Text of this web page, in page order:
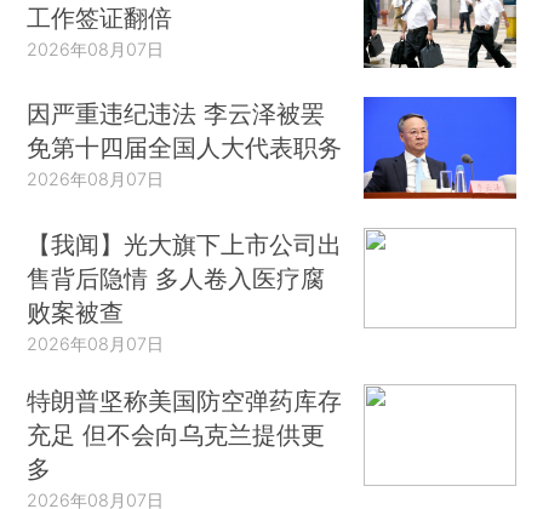
工作签证翻倍
2026年08月07日
因严重违纪违法 李云泽被罢
免第十四届全国人大代表职务
2026年08月07日
【我闻】光大旗下上市公司出
售背后隐情 多人卷入医疗腐
败案被查
2026年08月07日
特朗普坚称美国防空弹药库存
充足 但不会向乌克兰提供更
多
2026年08月07日